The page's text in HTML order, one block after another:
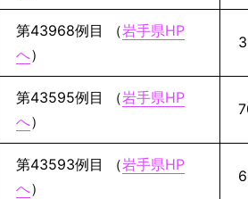
第43968例目 （岩手県HP
へ）
第43595例目 （岩手県HP
へ）
第43593例目 （岩手県HP
へ）